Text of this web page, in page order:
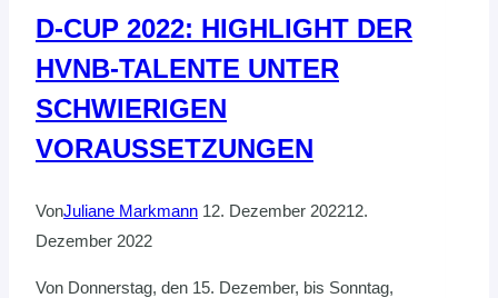
D-CUP 2022: HIGHLIGHT DER
HVNB-TALENTE UNTER
SCHWIERIGEN
VORAUSSETZUNGEN
VonJuliane Markmann 12. Dezember 202212.
Dezember 2022
Von Donnerstag, den 15. Dezember, bis Sonntag,